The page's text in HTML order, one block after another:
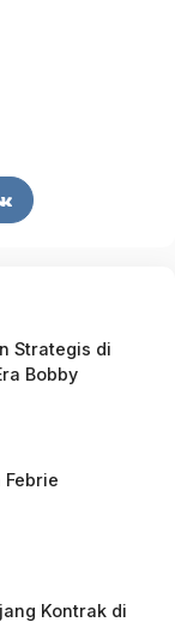
Strategis di
Bobby
Febrie
Kontrak di